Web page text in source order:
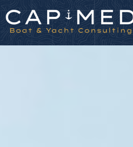
Panneau de gestion des cookies